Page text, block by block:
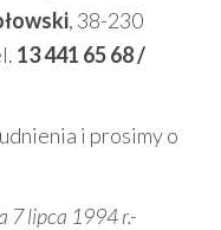
, 38-230
13 441 65 68 /
i prosimy o
7 lipca 1994 r.-